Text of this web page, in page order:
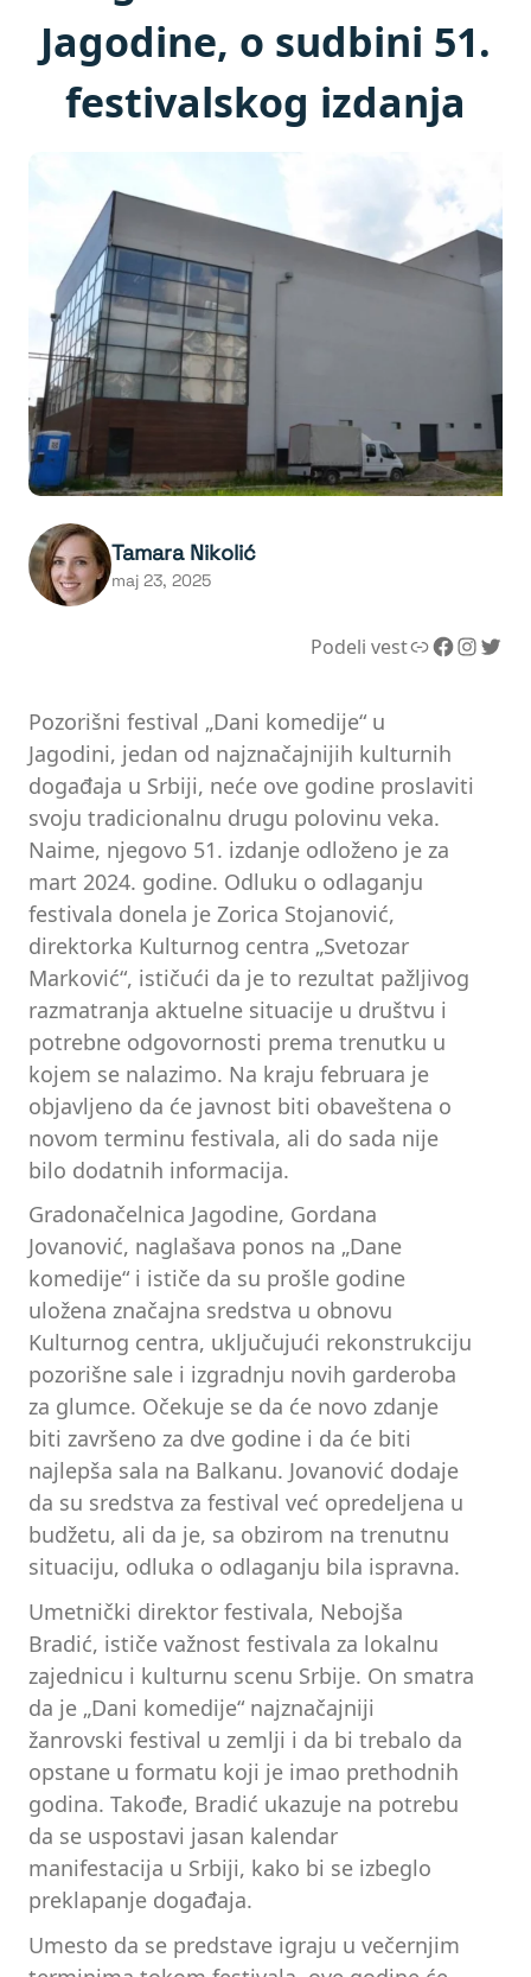
Jagodine, o sudbini 51.
festivalskog izdanja
Tamara Nikolić
maj 23, 2025
Podeli vestLink Facebook InstagramTwitter
Pozorišni festival „Dani komedije“ u
Jagodini, jedan od najznačajnijih kulturnih
događaja u Srbiji, neće ove godine proslaviti
svoju tradicionalnu drugu polovinu veka.
Naime, njegovo 51. izdanje odloženo je za
mart 2024. godine. Odluku o odlaganju
festivala donela je Zorica Stojanović,
direktorka Kulturnog centra „Svetozar
Marković“, ističući da je to rezultat pažljivog
razmatranja aktuelne situacije u društvu i
potrebne odgovornosti prema trenutku u
kojem se nalazimo. Na kraju februara je
objavljeno da će javnost biti obaveštena o
novom terminu festivala, ali do sada nije
bilo dodatnih informacija.
Gradonačelnica Jagodine, Gordana
Jovanović, naglašava ponos na „Dane
komedije“ i ističe da su prošle godine
uložena značajna sredstva u obnovu
Kulturnog centra, uključujući rekonstrukciju
pozorišne sale i izgradnju novih garderoba
za glumce. Očekuje se da će novo zdanje
biti završeno za dve godine i da će biti
najlepša sala na Balkanu. Jovanović dodaje
da su sredstva za festival već opredeljena u
budžetu, ali da je, sa obzirom na trenutnu
situaciju, odluka o odlaganju bila ispravna.
Umetnički direktor festivala, Nebojša
Bradić, ističe važnost festivala za lokalnu
zajednicu i kulturnu scenu Srbije. On smatra
da je „Dani komedije“ najznačajniji
žanrovski festival u zemlji i da bi trebalo da
opstane u formatu koji je imao prethodnih
godina. Takođe, Bradić ukazuje na potrebu
da se uspostavi jasan kalendar
manifestacija u Srbiji, kako bi se izbeglo
preklapanje događaja.
Umesto da se predstave igraju u večernjim